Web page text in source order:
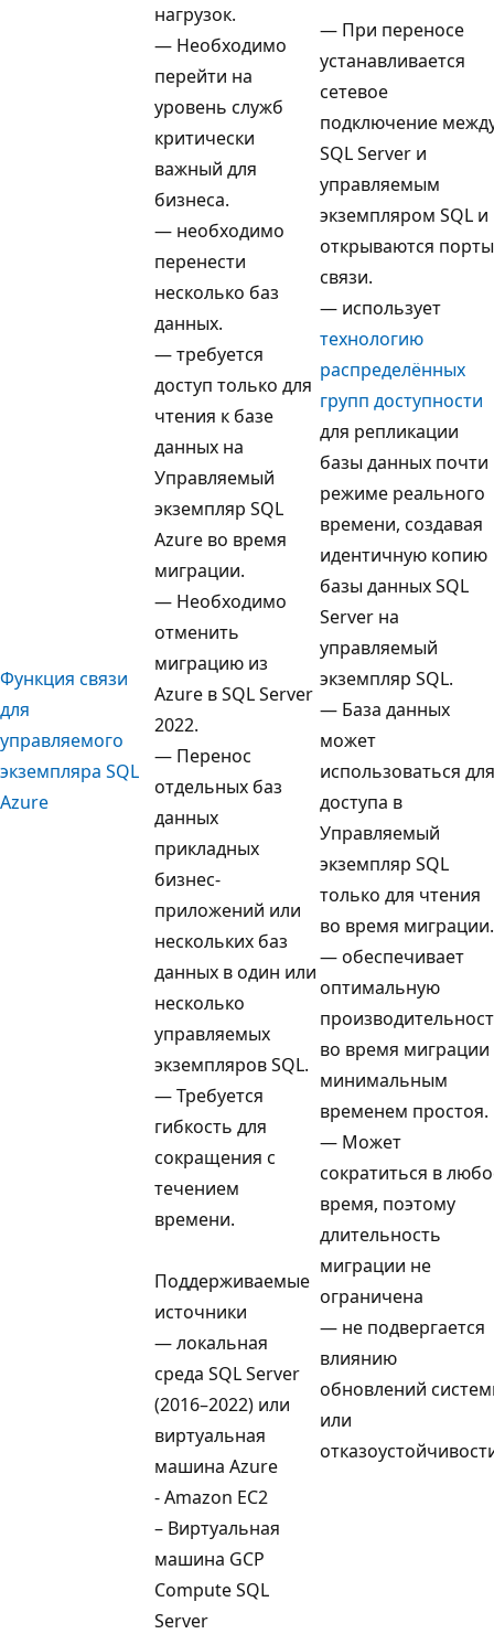
Функция связи
для
управляемого
экземпляра SQL
Azure
нагрузок.
— Необходимо
перейти на
уровень служб
критически
важный для
бизнеса.
— необходимо
перенести
несколько баз
данных.
— требуется
доступ только для
чтения к базе
данных на
Управляемый
экземпляр SQL
Azure во время
миграции.
— Необходимо
отменить
миграцию из
Azure в SQL Server
2022.
— Перенос
отдельных баз
данных
прикладных
бизнес-
приложений или
нескольких баз
данных в один или
несколько
управляемых
экземпляров SQL.
— Требуется
гибкость для
сокращения с
течением
времени.
Поддерживаемые
источники
— локальная
среда SQL Server
(2016–2022) или
виртуальная
машина Azure
- Amazon EC2
– Виртуальная
машина GCP
Compute SQL
Server
— При переносе
устанавливается
сетевое
подключение
SQL Server и
управляемым
экземпляром SQL и
открываются порты
связи.
— использует
технологию
распределённых
групп доступности
для репликации
базы данных почти
режиме реального
времени, создавая
идентичную копию
базы данных SQL
Server на
управляемый
экземпляр SQL.
— База данных
может
использоваться для
доступа в
Управляемый
экземпляр SQL
только для чтения
во время миграции.
— обеспечивает
оптимальную
во время миграции
минимальным
временем простоя.
— Может
сократиться в
время, поэтому
длительность
миграции не
ограничена
— не подвергается
влиянию
обновлений
или